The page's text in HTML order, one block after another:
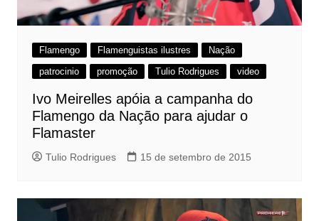
Flamengo Flamenguistas ilustres
Nação
patrocinio
promoção Tulio Rodrigues video
Ivo Meirelles apóia a campanha do
Flamengo da Nação para ajudar o
Flamaster
Tulio Rodrigues 15 de setembro de 2015